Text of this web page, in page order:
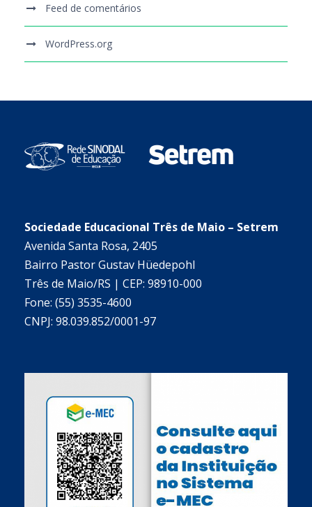
Feed de comentários
WordPress.org
Sociedade Educacional Três de Maio – Setrem
Avenida Santa Rosa, 2405
Bairro Pastor Gustav Hüedepohl
Três de Maio/RS | CEP: 98910-000
Fone: (55) 3535-4600
CNPJ: 98.039.852/0001-97